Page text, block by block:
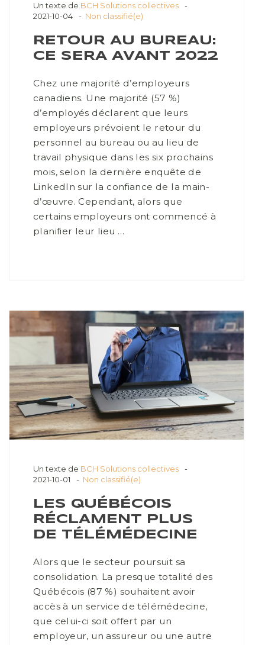
Un texte de BCH Solutions collectives
2021-10-04
Non classifié(e)
RETOUR AU BUREAU:
CE SERA AVANT 2022
Chez une majorité d’employeurs
canadiens. Une majorité (57 %)
d’employés déclarent que leurs
employeurs prévoient le retour du
personnel au bureau ou au lieu de
travail physique dans les six prochains
mois, selon la dernière enquête de
LinkedIn sur la confiance de la main-
d’œuvre. Cependant, alors que
certains employeurs ont commencé à
planifier leur lieu …
Un texte de BCH Solutions collectives
2021-10-01
Non classifié(e)
LES QUÉBÉCOIS
RÉCLAMENT PLUS
DE TÉLÉMÉDECINE
Alors que le secteur poursuit sa
consolidation. La presque totalité des
Québécois (87 %) souhaitent avoir
accès à un service de télémédecine,
que celui-ci soit offert par un
employeur, un assureur ou une autre